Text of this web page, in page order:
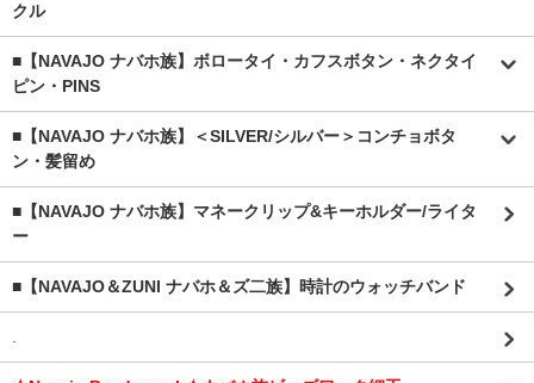
クル
■【NAVAJO ナバホ族】ボロータイ・カフスボタン・ネクタイ
ピン・PINS
■【NAVAJO ナバホ族】＜SILVER/シルバー＞コンチョボタ
ン・髪留め
■【NAVAJO ナバホ族】マネークリップ&キーホルダー/ライタ
ー
■【NAVAJO＆ZUNI ナバホ＆ズ二族】時計のウォッチバンド
.